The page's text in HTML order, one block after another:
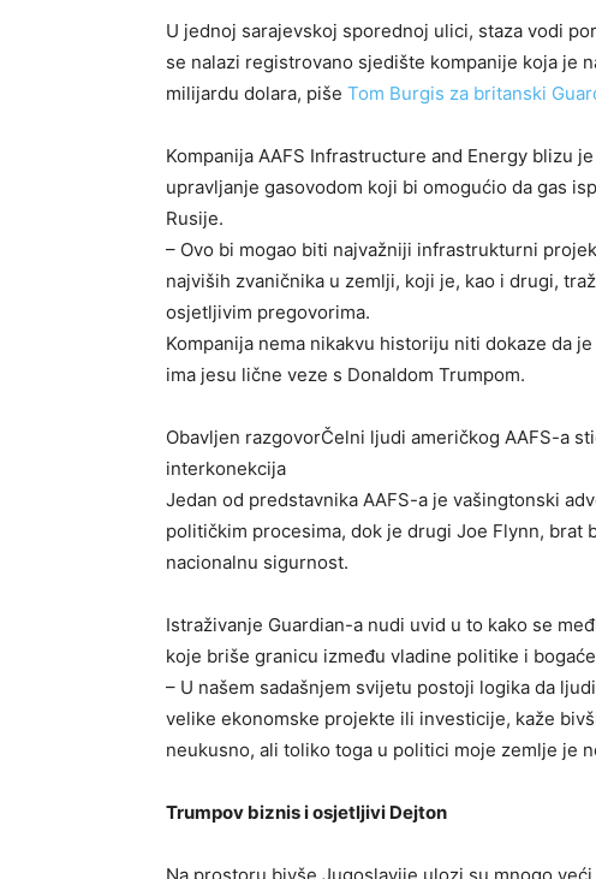
U jednoj sarajevskoj sporednoj ulici, staza vodi
se nalazi registrovano sjedište kompanije koja je
milijardu dolara, piše Tom Burgis za britanski
Kompanija AAFS Infrastructure and Energy blizu
upravljanje gasovodom koji bi omogućio da gas
Rusije.
– Ovo bi mogao biti najvažniji infrastrukturni
najviših zvaničnika u zemlji, koji je, kao i drugi,
osjetljivim pregovorima.
Kompanija nema nikakvu historiju niti dokaze da
ima jesu lične veze s Donaldom Trumpom.
Obavljen razgovorČelni ljudi američkog AAFS-a
interkonekcija
Jedan od predstavnika AAFS-a je vašingtonski
političkim procesima, dok je drugi Joe Flynn, brat
nacionalnu sigurnost.
Istraživanje Guardian-a nudi uvid u to kako se
koje briše granicu između vladine politike i
– U našem sadašnjem svijetu postoji logika da
velike ekonomske projekte ili investicije, kaže
neukusno, ali toliko toga u politici moje zemlje je
Trumpov biznis i osjetljivi Dejton